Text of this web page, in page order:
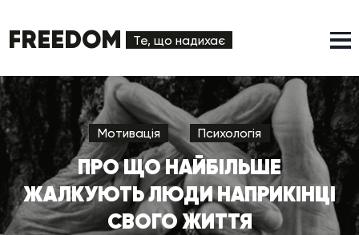
FREEDOM Те, що надихає
Мотивація Психологія
ПРО ЩО НАЙБІЛЬШЕ
ЖАЛКУЮТЬ ЛЮДИ НАПРИКІНЦІ
СВОГО ЖИТТЯ